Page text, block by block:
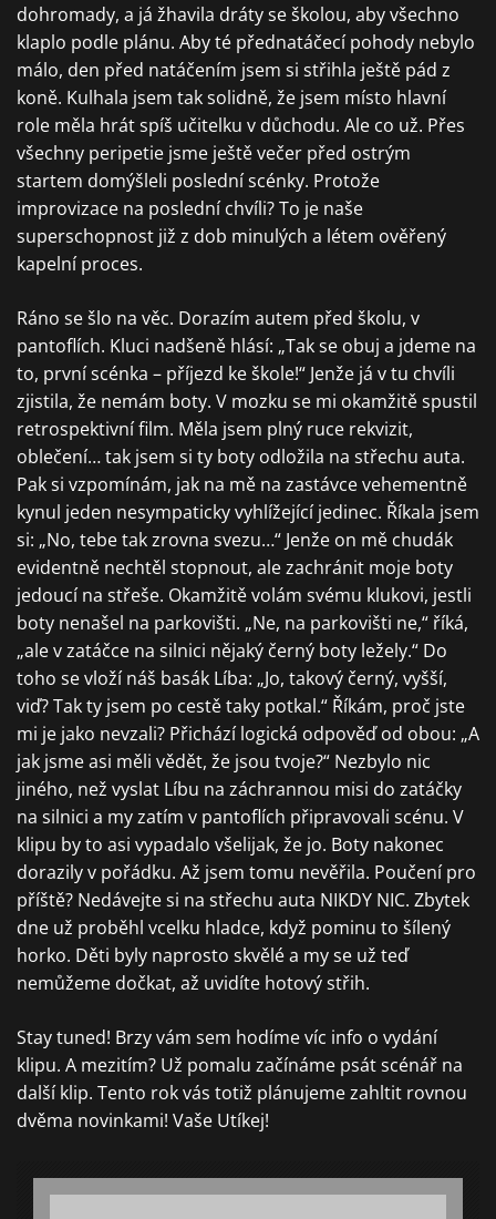
dohromady, a já žhavila dráty se školou, aby všechno
klaplo podle plánu. Aby té přednatáčecí pohody nebylo
málo, den před natáčením jsem si střihla ještě pád z
koně. Kulhala jsem tak solidně, že jsem místo hlavní
role měla hrát spíš učitelku v důchodu. Ale co už. Přes
všechny peripetie jsme ještě večer před ostrým
startem domýšleli poslední scénky. Protože
improvizace na poslední chvíli? To je naše
superschopnost již z dob minulých a létem ověřený
kapelní proces.
Ráno se šlo na věc. Dorazím autem před školu, v
pantoflích. Kluci nadšeně hlásí: „Tak se obuj a jdeme na
to, první scénka – příjezd ke škole!“ Jenže já v tu chvíli
zjistila, že nemám boty. V mozku se mi okamžitě spustil
retrospektivní film. Měla jsem plný ruce rekvizit,
oblečení… tak jsem si ty boty odložila na střechu auta.
Pak si vzpomínám, jak na mě na zastávce vehementně
kynul jeden nesympaticky vyhlížející jedinec. Říkala jsem
si: „No, tebe tak zrovna svezu…“ Jenže on mě chudák
evidentně nechtěl stopnout, ale zachránit moje boty
jedoucí na střeše. Okamžitě volám svému klukovi, jestli
boty nenašel na parkovišti. „Ne, na parkovišti ne,“ říká,
„ale v zatáčce na silnici nějaký černý boty ležely.“ Do
toho se vloží náš basák Líba: „Jo, takový černý, vyšší,
viď? Tak ty jsem po cestě taky potkal.“ Říkám, proč jste
mi je jako nevzali? Přichází logická odpověď od obou: „A
jak jsme asi měli vědět, že jsou tvoje?“ Nezbylo nic
jiného, než vyslat Líbu na záchrannou misi do zatáčky
na silnici a my zatím v pantoflích připravovali scénu. V
klipu by to asi vypadalo všelijak, že jo. Boty nakonec
dorazily v pořádku. Až jsem tomu nevěřila. Poučení pro
příště? Nedávejte si na střechu auta NIKDY NIC. Zbytek
dne už proběhl vcelku hladce, když pominu to šílený
horko. Děti byly naprosto skvělé a my se už teď
nemůžeme dočkat, až uvidíte hotový střih.
Stay tuned! Brzy vám sem hodíme víc info o vydání
klipu. A mezitím? Už pomalu začínáme psát scénář na
další klip. Tento rok vás totiž plánujeme zahltit rovnou
dvěma novinkami! Vaše Utíkej!